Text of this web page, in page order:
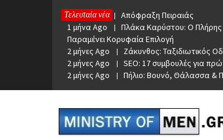
Τελευταία νέα
1 μήνα Ago
Απόφραξη Πειραιάς
1 μήνα Ago
Πλάκα Καρύστου: Ο Πλήρης
Παραμένει Κορυφαία Επιλογή
2 μήνες Ago
Ζάκυνθος: Ταξιδιωτικός
2 μήνες Ago
SEO: 17 συμβουλές για
2 μήνες Ago
Πήλιο: Βουνό, Θάλασσα &